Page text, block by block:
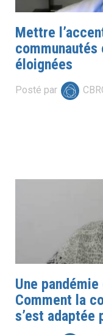
Mettre
éloignées
Posté par
Une
Comment la
s’est adaptée